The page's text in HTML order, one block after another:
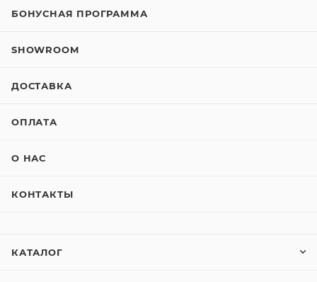
БОНУСНАЯ ПРОГРАММА
SHOWROOM
ДОСТАВКА
ОПЛАТА
О НАС
КОНТАКТЫ
КАТАЛОГ